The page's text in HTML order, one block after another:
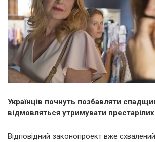
Українців почнуть позбавляти
відмовляться утримувати престарілих
Відповідний законопроект вже